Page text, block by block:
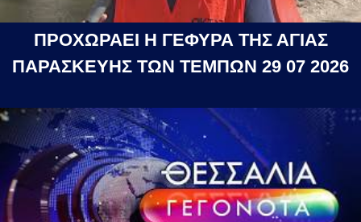
ΠΡΟΧΩΡΑΕΙ Η ΓΕΦΥΡΑ ΤΗΣ ΑΓΙΑΣ
ΠΑΡΑΣΚΕΥΗΣ ΤΩΝ ΤΕΜΠΩΝ 29 07 2026